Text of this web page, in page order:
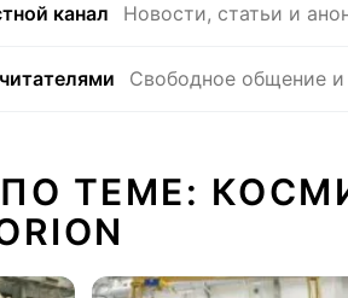
канал Новости, статьи и
Свободное общение
ТЕМЕ: